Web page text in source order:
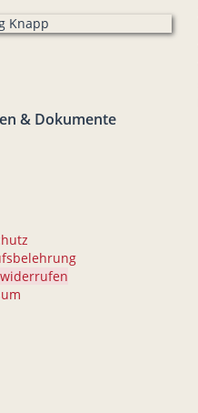
& Dokumente